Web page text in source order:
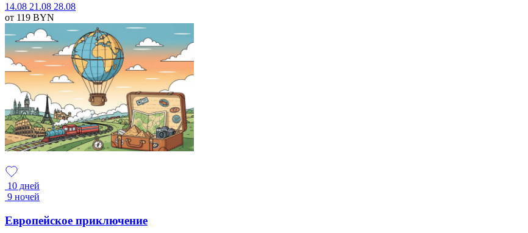
14.08 21.08 28.08
от 119 BYN
10 дней
9 ночей
Европейское приключение